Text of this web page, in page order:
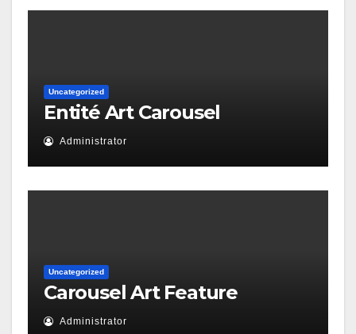
Uncategorized
Entité Art Carousel
Administrator
Uncategorized
Carousel Art Feature
Administrator